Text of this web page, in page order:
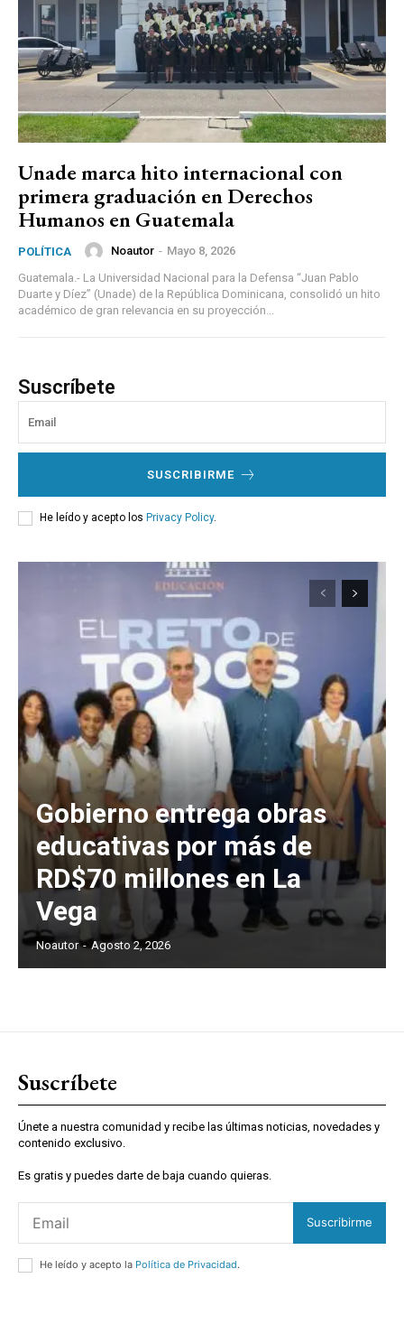
Unade marca hito internacional con
primera graduación en Derechos
Humanos en Guatemala
POLÍTICA Noautor - Mayo 8, 2026
Guatemala.- La Universidad Nacional para la Defensa “Juan Pablo
Duarte y Díez” (Unade) de la República Dominicana, consolidó un hito
académico de gran relevancia en su proyección...
Suscríbete
SUSCRIBIRME
He leído y acepto los Privacy Policy.
Gobierno entrega obras
educativas por más de
RD$70 millones en La
Vega
Noautor - Agosto 2, 2026
Suscríbete
Únete a nuestra comunidad y recibe las últimas noticias, novedades y
contenido exclusivo.
Es gratis y puedes darte de baja cuando quieras.
Suscribirme
He leído y acepto la Política de Privacidad.